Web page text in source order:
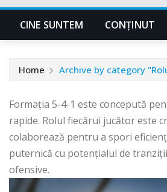
CINE SUNTEM CONȚINUT
Home Archive by category
Formația 5-4-1 este concepută
rapide. Rolul fiecărui jucător este
colaborează pentru a spori
puternică cu potențialul de
ofensive.